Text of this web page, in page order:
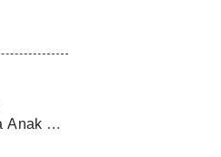
Anak di